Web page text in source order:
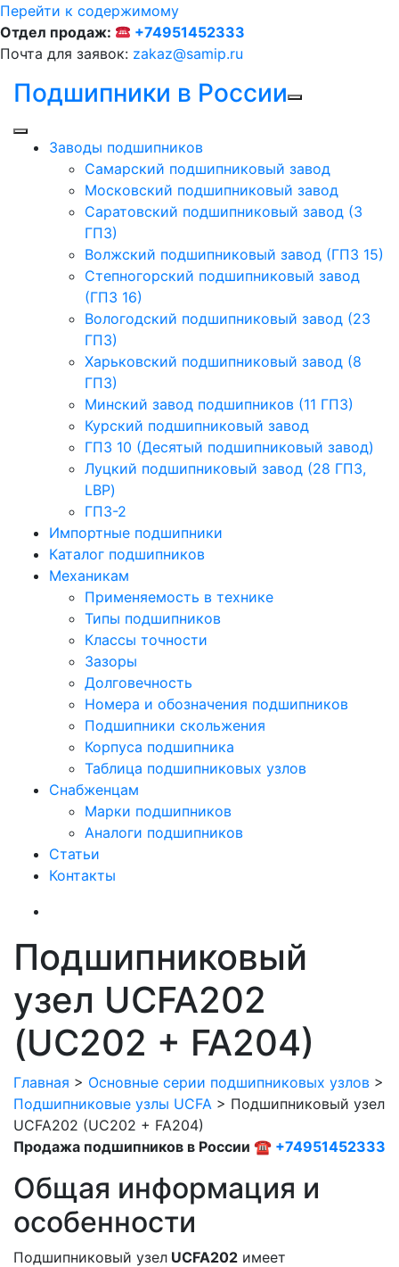
Перейти к содержимому
Отдел продаж:
+74951452333
Почта для заявок: zakaz@samip.ru
Подшипники в России
Заводы подшипников
Cамарский подшипниковый завод
Московский подшипниковый завод
Саратовский подшипниковый завод (3
ГПЗ)
Волжский подшипниковый завод (ГПЗ 15)
Степногорский подшипниковый завод
(ГПЗ 16)
Вологодский подшипниковый завод (23
ГПЗ)
Харьковский подшипниковый завод (8
ГПЗ)
Минский завод подшипников (11 ГПЗ)
Курский подшипниковый завод
ГПЗ 10 (Десятый подшипниковый завод)
Луцкий подшипниковый завод (28 ГПЗ,
LBP)
ГПЗ-2
Импортные подшипники
Каталог подшипников
Механикам
Применяемость в технике
Типы подшипников
Классы точности
Зазоры
Долговечность
Номера и обозначения подшипников
Подшипники скольжения
Корпуса подшипника
Таблица подшипниковых узлов
Снабженцам
Марки подшипников
Аналоги подшипников
Статьи
Контакты
Подшипниковый
узел UCFA202
(UC202 + FA204)
Главная > Основные серии подшипниковых узлов >
Подшипниковые узлы UCFA > Подшипниковый узел
UCFA202 (UC202 + FA204)
Продажа подшипников в России ☎ +74951452333
Общая информация и
особенности
Подшипниковый узел UCFA202 имеет